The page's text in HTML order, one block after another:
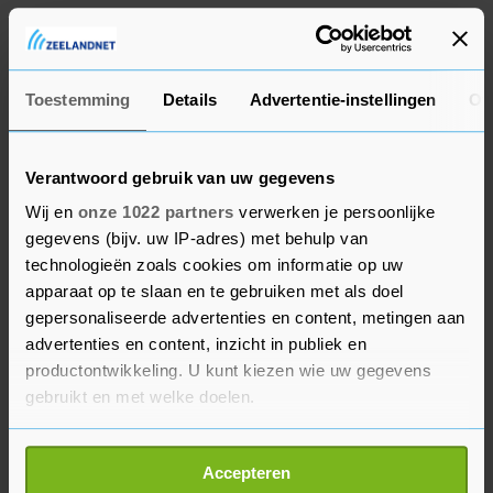
Toestemming Details Advertentie-instellingen
Verantwoord gebruik van uw gegevens
Wij en onze 1022 partners verwerken je persoonlijke
gegevens (bijv. uw IP-adres) met behulp van
technologieën zoals cookies om informatie op uw
apparaat op te slaan en te gebruiken met als doel
gepersonaliseerde advertenties en content, metingen aan
advertenties en content, inzicht in publiek en
productontwikkeling. U kunt kiezen wie uw gegevens
gebruikt en met welke doelen.
Als u het toestaat, willen we ook graag:
Informatie verzamelen over uw geografische
Accepteren
kunnen krijgen om tijdig zomerijs neer te leggen.
Dat is heel jammer voor het Nederlandse
schaatsen. Als we nu in faciliteiten achteruit
gaan, gaan we ook in prestaties achteruit",
betoogde Kramer, die Nederlands zomerijs vanaf
eind juli/begin augustus veel te laat vindt.
Zijn trainer Jac Orie (Jumbo-Visma) reageerde
woensdag met gemengde gevoelens op het
persbericht van de KNSB. "We zijn blij dat Thialf
opengaat en we na ons trainingskamp in Inzell
gebruik kunnen maken van zomerijs. Om voor
een zo'n optimaal mogelijke voorbereiding
richting de Winterspelen te zorgen, vertrouw ik
erop dat we er met z'n allen voor gaan zorgen
dat het zomerijs er volgend seizoen vanaf half